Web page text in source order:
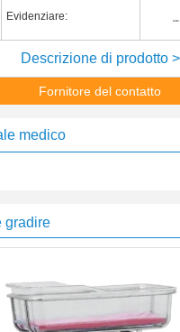
Evidenziare: letto
Descrizione di prodotto >
Fornitore del contatto
medico
gradire